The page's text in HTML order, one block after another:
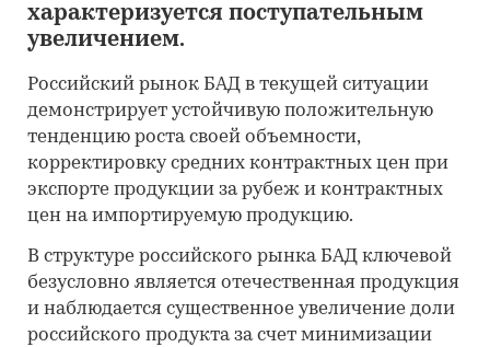
характеризуется поступательным
увеличением.
Российский рынок БАД в текущей ситуации
демонстрирует устойчивую положительную
тенденцию роста своей объемности,
корректировку средних контрактных цен при
экспорте продукции за рубеж и контрактных
цен на импортируемую продукцию.
В структуре российского рынка БАД ключевой
безусловно является отечественная продукция
и наблюдается существенное увеличение доли
российского продукта за счет минимизации